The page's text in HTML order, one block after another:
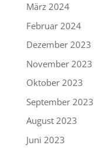
März 2024
Februar 2024
Dezember 2023
November 2023
Oktober 2023
September 2023
August 2023
Juni 2023